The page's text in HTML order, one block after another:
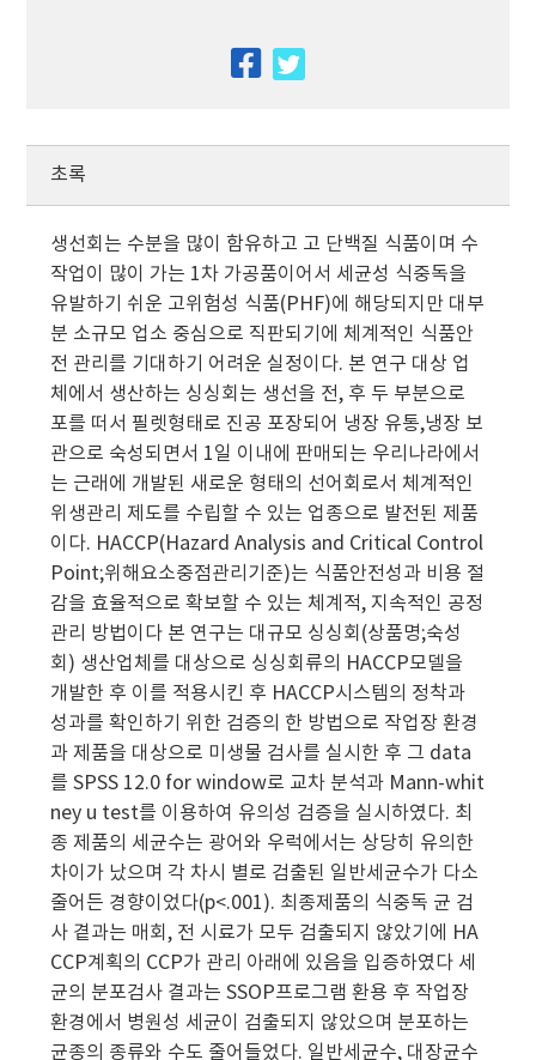
facebook
초록
생선회는 수분을 많이 함유하고 고 단백질 식품이며 수
작업이 많이 가는 1차 가공품이어서 세균성 식중독을
유발하기 쉬운 고위험성 식품(PHF)에 해당되지만 대부
분 소규모 업소 중심으로 직판되기에 체계적인 식품안
전 관리를 기대하기 어려운 실정이다. 본 연구 대상 업
체에서 생산하는 싱싱회는 생선을 전, 후 두 부분으로
포를 떠서 필렛형태로 진공 포장되어 냉장 유통,냉장 보
관으로 숙성되면서 1일 이내에 판매되는 우리나라에서
는 근래에 개발된 새로운 형태의 선어회로서 체계적인
위생관리 제도를 수립할 수 있는 업종으로 발전된 제품
이다. HACCP(Hazard Analysis and Critical Control
Point;위해요소중점관리기준)는 식품안전성과 비용 절
감을 효율적으로 확보할 수 있는 체계적, 지속적인 공정
관리 방법이다 본 연구는 대규모 싱싱회(상품명;숙성
회) 생산업체를 대상으로 싱싱회류의 HACCP모델을
개발한 후 이를 적용시킨 후 HACCP시스템의 정착과
성과를 확인하기 위한 검증의 한 방법으로 작업장 환경
과 제품을 대상으로 미생물 검사를 실시한 후 그 data
를 SPSS 12.0 for window로 교차 분석과 Mann-whit
ney u test를 이용하여 유의성 검증을 실시하였다. 최
종 제품의 세균수는 광어와 우럭에서는 상당히 유의한
차이가 났으며 각 차시 별로 검출된 일반세균수가 다소
줄어든 경향이었다(p<.001). 최종제품의 식중독 균 검
사 곁과는 매회, 전 시료가 모두 검출되지 않았기에 HA
CCP계획의 CCP가 관리 아래에 있음을 입증하였다 세
균의 분포검사 결과는 SSOP프로그램 환용 후 작업장
환경에서 병원성 세균이 검출되지 않았으며 분포하는
균종의 종류와 수도 줄어들었다. 일반세균수, 대장균수